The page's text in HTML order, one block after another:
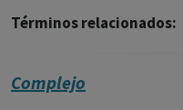
Términos relacionados:
Complejo